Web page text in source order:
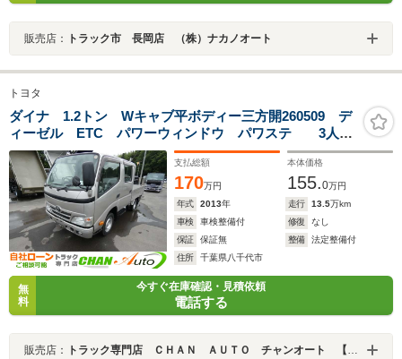
販売店： トラック市 長岡店 （株）ナカノオート
トヨタ
ダイナ 1.2トン Wキャブ平ボディー三方開260509 デ
ィーゼル ETC パワーウィンドウ パワステ 3人乗
り 三方開 1.2t積載 Wキャブ平ボディ 3.0Dターボ
5速マニュアル リヤWタイヤ ドラレコ
支払総額
170万円
本体価格
155.0万円
年式
2013年 走行 13.5万km
車検
車検整備付 修復
なし
保証
保証無 整備
法定整備付
住所
千葉県八千代市
無
料
今すぐ在庫確認・見積依頼
電話する
販売店： トラック専門店 ＣＨＡＮ ＡＵＴＯ チャンオート 【自社ローン・レンタカー】